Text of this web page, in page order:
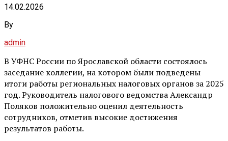
14.02.2026
By
admin
В УФНС России по Ярославской области состоялось
заседание коллегии, на котором были подведены
итоги работы региональных налоговых органов за 2025
год. Руководитель налогового ведомства Александр
Поляков положительно оценил деятельность
сотрудников, отметив высокие достижения
результатов работы.